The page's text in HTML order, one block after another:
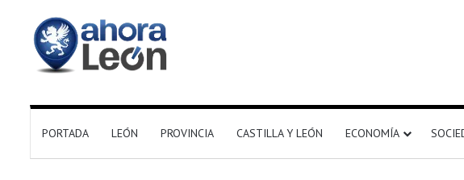
PORTADA LEÓN PROVINCIA CASTILLA Y LEÓN ECONOMÍA